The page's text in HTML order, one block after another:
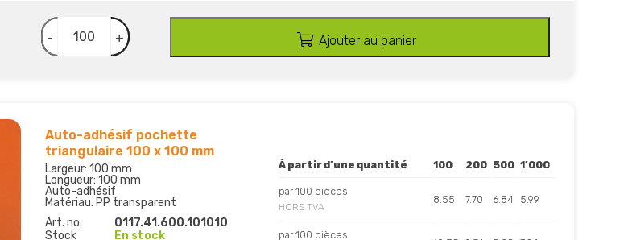
- + Ajouter au panier
Auto-adhésif pochette
triangulaire 100 x 100 mm
Largeur: 100 mm
Longueur: 100 mm
Auto-adhésif
Matériau: PP transparent
Art. no.
0117.41.600.101010
Stock
En stock
À partir d’une quantité 100 200 500 1’000
par 100 pièces
HORS TVA
8.55 7.70 6.84 5.99
par 100 pièces